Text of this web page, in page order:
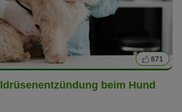
871
beim Hund